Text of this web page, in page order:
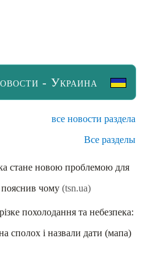
- Украина
все новости раздела
Все разделы
стане новою проблемою для
пояснив чому (tsn.ua)
похолодання та небезпека:
сполох і назвали дати (мапа)